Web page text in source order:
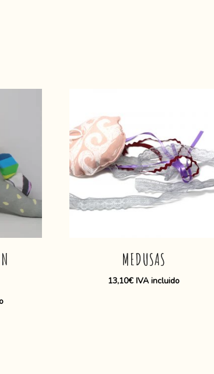
MEDUSAS
13,10€ IVA incluido